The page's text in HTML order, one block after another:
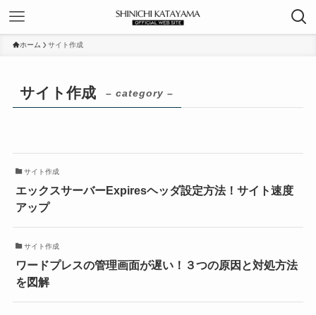
ホーム サイト作成
サイト作成 – category –
サイト作成
エックスサーバーExpiresヘッダ設定方法！サイト速度
アップ
サイト作成
ワードプレスの管理画面が遅い！３つの原因と対処方法
を図解